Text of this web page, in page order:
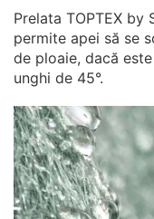
Prelata TOPTEX
permite apei să se
de ploaie, dacă
unghi de 45°.